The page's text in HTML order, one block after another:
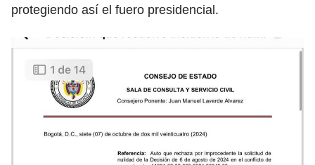
protegiendo así el fuero presidencial.